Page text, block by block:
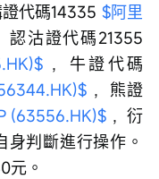
代碼14335 $阿里
認沽證代碼21355
，牛證代碼
，熊證
(63556.HK)$ ，衍
判斷進行操作。
元。